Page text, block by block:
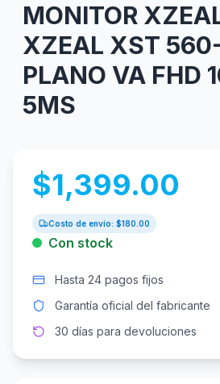
MONITOR
XZEAL XST
PLANO VA FHD
5MS
$1,399.00
Costo de envío: $180.00
Con stock
Hasta 24 pagos fijos
Garantía oficial del fabricante
30 días para devoluciones